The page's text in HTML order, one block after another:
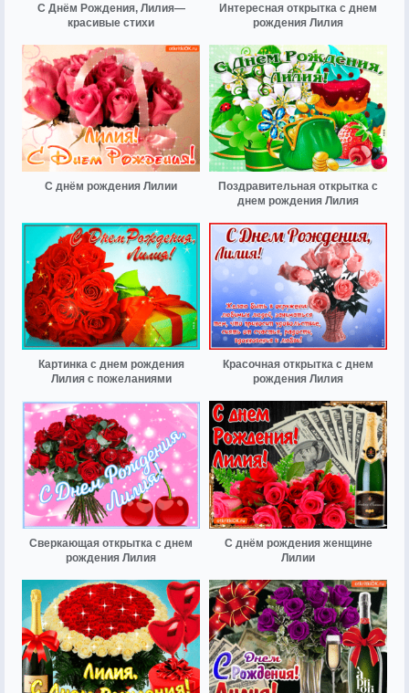
С Днём Рождения, Лилия—
красивые стихи
Интересная открытка с днем
рождения Лилия
С днём рождения Лилии
Поздравительная открытка с
днем рождения Лилия
Картинка с днем рождения
Лилия с пожеланиями
Красочная открытка с днем
рождения Лилия
Сверкающая открытка с днем
рождения Лилия
С днём рождения женщине
Лилии